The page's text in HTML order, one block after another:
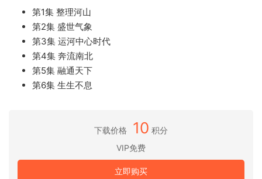
第1集 整理河山
第2集 盛世气象
第3集 运河中心时代
第4集 奔流南北
第5集 融通天下
第6集 生生不息
下载价格 10 积分
VIP免费
立即购买